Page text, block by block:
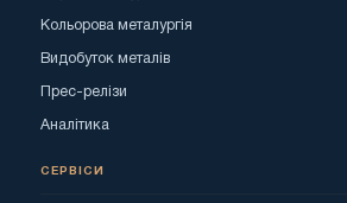
Кольорова металургія
Видобуток металів
Прес-релізи
Аналітика
СЕРВІСИ